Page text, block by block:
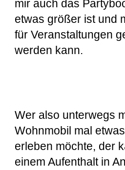
mir auch das
etwas größer ist und
für Veranstaltungen
werden kann.
Wer also unterwegs
Wohnmobil mal
erleben möchte, der
einem Aufenthalt in